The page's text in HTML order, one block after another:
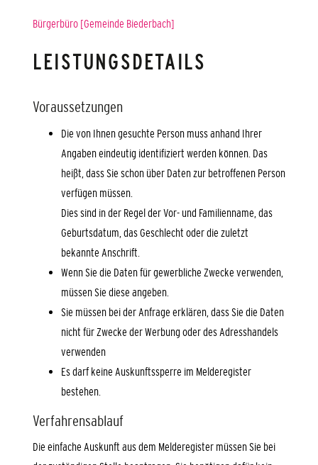
Bürgerbüro [Gemeinde Biederbach]
LEISTUNGSDETAILS
Voraussetzungen
Die von Ihnen gesuchte Person muss anhand Ihrer
Angaben eindeutig identifiziert werden können. Das
heißt, dass Sie schon über Daten zur betroffenen Person
verfügen müssen.
Dies sind in der Regel der Vor- und Familienname, das
Geburtsdatum, das Geschlecht oder die zuletzt
bekannte Anschrift.
Wenn Sie die Daten für gewerbliche Zwecke verwenden,
müssen Sie diese angeben.
Sie müssen bei der Anfrage erklären, dass Sie die Daten
nicht für Zwecke der Werbung oder des Adresshandels
verwenden
Es darf keine Auskunftssperre im Melderegister
bestehen.
Verfahrensablauf
Die einfache Auskunft aus dem Melderegister müssen Sie bei